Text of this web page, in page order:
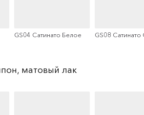
GS04 Сатинато Белое GS08
матовый лак